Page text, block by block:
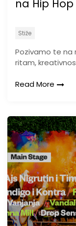
na Hip
Stiže
Pozivamo te na
ritam,
Read More